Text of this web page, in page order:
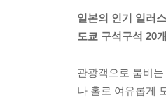
일본의 인기 일러
도쿄 구석구석 20
관광객으로 붐비
나 홀로 여유롭게